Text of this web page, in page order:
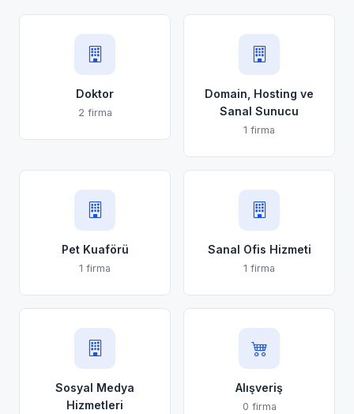
Doktor
2 firma
Domain, Hosting ve
Sanal Sunucu
1 firma
Pet Kuaförü
1 firma
Sanal Ofis Hizmeti
1 firma
Sosyal Medya
Hizmetleri
Alışveriş
0 firma